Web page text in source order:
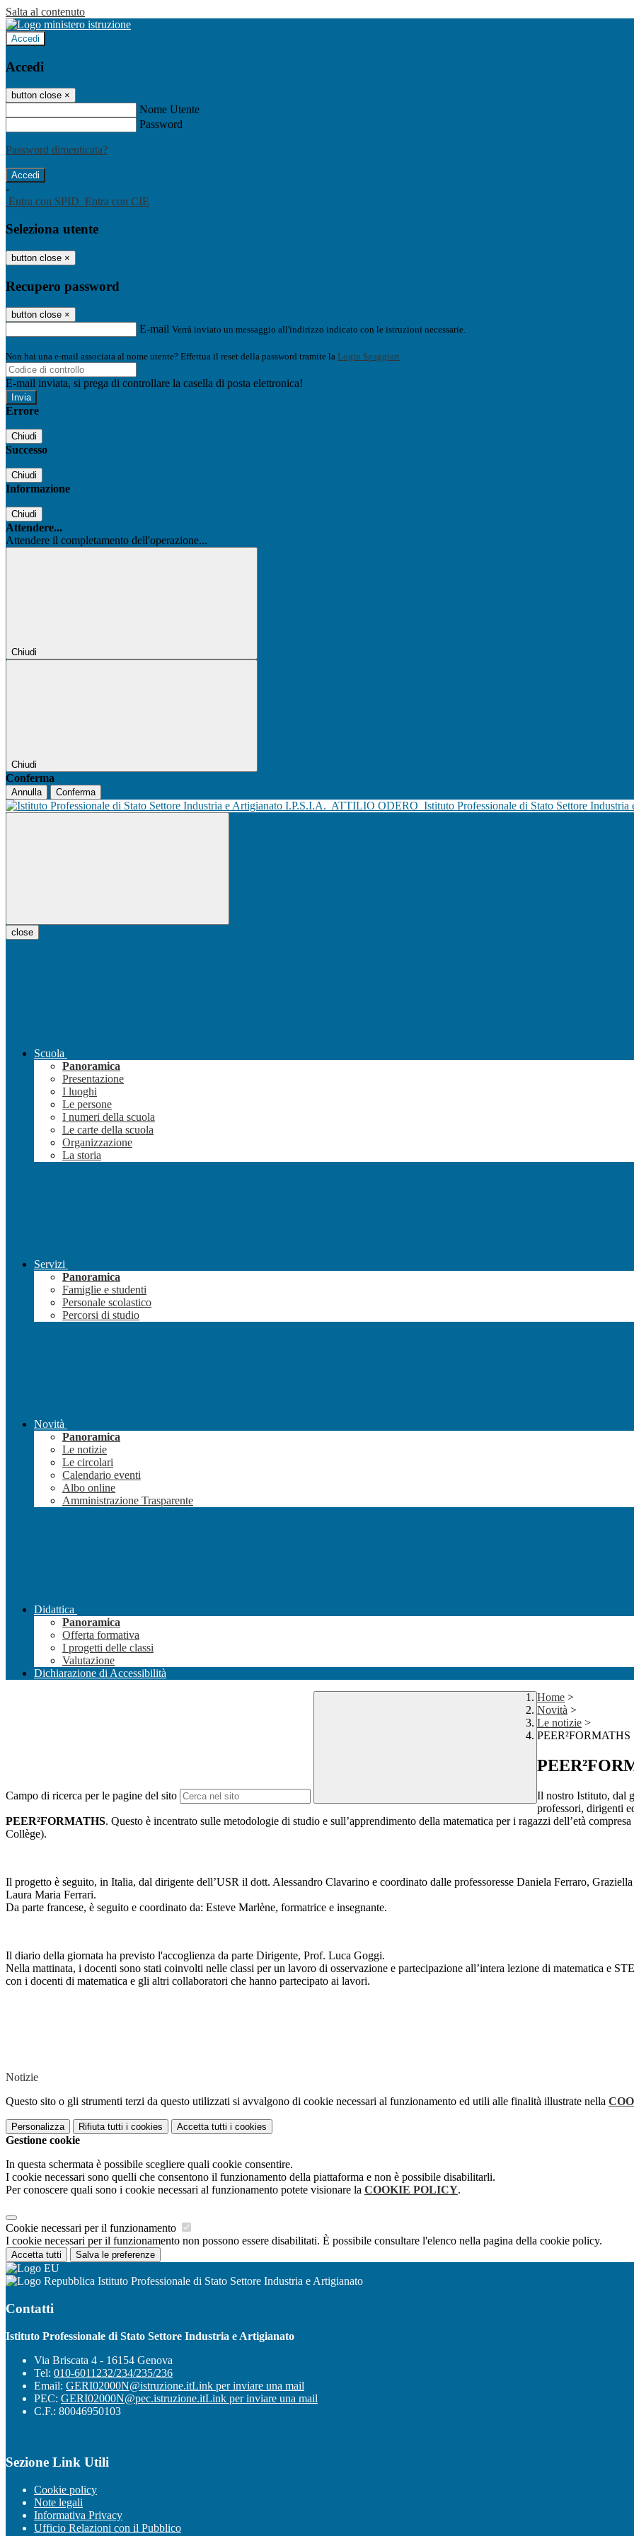
Salta al contenuto
Accedi
Accedi
button close ×
Nome Utente
Password
Password dimenticata?
-
Entra con SPID Entra con CIE
Seleziona utente
button close ×
Recupero password
button close ×
E-mail Verrà inviato un messaggio all'indirizzo indicato con le istruzioni necessarie.
Non hai una e-mail associata al nome utente? Effettua il reset della password tramite la Login Spaggiari
E-mail inviata, si prega di controllare la casella di posta elettronica!
Errore
Chiudi
Successo
Chiudi
Informazione
Chiudi
Attendere...
Attendere il completamento dell'operazione...
Chiudi
Chiudi
Conferma
Annulla Conferma
I.P.S.I.A. ATTILIO ODERO Istituto Professionale di Stato Settore Industria
close
Scuola
Panoramica
Presentazione
I luoghi
Le persone
I numeri della scuola
Le carte della scuola
Organizzazione
La storia
Servizi
Panoramica
Famiglie e studenti
Personale scolastico
Percorsi di studio
Novità
Panoramica
Le notizie
Le circolari
Calendario eventi
Albo online
Amministrazione Trasparente
Didattica
Panoramica
Offerta formativa
I progetti delle classi
Valutazione
Dichiarazione di Accessibilità
Campo di ricerca per le pagine del sito
Home >
Novità >
Le notizie >
PEER²FORMATHS
Il nostro Istituto, dal
professori, dirigenti
PEER²FORMATHS. Questo è incentrato sulle metodologie di studio e sull’apprendimento della matematica per i ragazzi dell’età
Collège).
Il progetto è seguito, in Italia, dal dirigente dell’USR il dott. Alessandro Clavarino e coordinato dalle professoresse Daniela Ferraro,
Laura Maria Ferrari.
Da parte francese, è seguito e coordinato da: Esteve Marlène, formatrice e insegnante.
Il diario della giornata ha previsto l'accoglienza da parte Dirigente, Prof. Luca Goggi.
Nella mattinata, i docenti sono stati coinvolti nelle classi per un lavoro di osservazione e partecipazione all’intera lezione di matematica e
con i docenti di matematica e gli altri collaboratori che hanno partecipato ai lavori.
Notizie
Questo sito o gli strumenti terzi da questo utilizzati si avvalgono di cookie necessari al funzionamento ed utili alle finalità illustrate nella
Personalizza Rifiuta tutti i cookies Accetta tutti i cookies
Gestione cookie
In questa schermata è possibile scegliere quali cookie consentire.
I cookie necessari sono quelli che consentono il funzionamento della piattaforma e non è possibile disabilitarli.
Per conoscere quali sono i cookie necessari al funzionamento potete visionare la COOKIE POLICY.
Cookie necessari per il funzionamento
I cookie necessari per il funzionamento non possono essere disabilitati. È possibile consultare l'elenco nella pagina della cookie policy.
Accetta tutti Salva le preferenze
Istituto Professionale di Stato Settore Industria e Artigianato
Contatti
Istituto Professionale di Stato Settore Industria e Artigianato
Via Briscata 4 - 16154 Genova
Tel: 010-6011232/234/235/236
Email: GERI02000N@istruzione.itLink per inviare una mail
PEC: GERI02000N@pec.istruzione.itLink per inviare una mail
C.F.: 80046950103
Sezione Link Utili
Cookie policy
Note legali
Informativa Privacy
Ufficio Relazioni con il Pubblico